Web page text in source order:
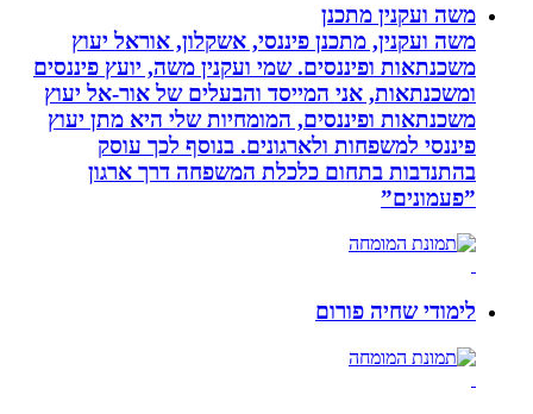
משה ועקנין מתכנן
משה ועקנין, מתכנן פיננסי, אשקלון, אוראל יעוץ
משכנתאות ופיננסים. שמי ועקנין משה, יועץ פיננסים
ומשכנתאות, אני המייסד והבעלים של אור-אל יעוץ
משכנתאות ופיננסים, המומחיות שלי היא מתן יעוץ
פיננסי למשפחות ולארגונים. בנוסף לכך עוסק
בהתנדבות בתחום כלכלת המשפחה דרך ארגון
”פעמונים”
לימודי שחיה פורום